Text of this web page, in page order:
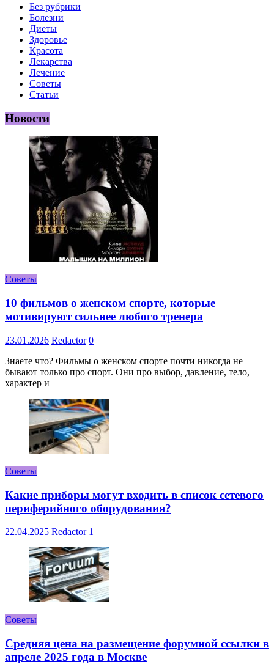
Без рубрики
Болезни
Диеты
Здоровье
Красота
Лекарства
Лечение
Советы
Статьи
Новости
Советы
10 фильмов о женском спорте, которые
мотивируют сильнее любого тренера
23.01.2026 Redactor 0
Знаете что? Фильмы о женском спорте почти никогда не
бывают только про спорт. Они про выбор, давление, тело,
характер и
Советы
Какие приборы могут входить в список сетевого
периферийного оборудования?
22.04.2025 Redactor 1
Советы
Средняя цена на размещение форумной ссылки в
апреле 2025 года в Москве